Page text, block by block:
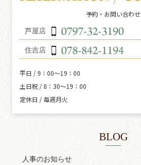
予約・お問い合わせ
芦屋店
住吉店
平日 / 9：00～19：00
土日祝 / 8：30～19：00
定休日 / 毎週月火
BLOG
人事のお知らせ